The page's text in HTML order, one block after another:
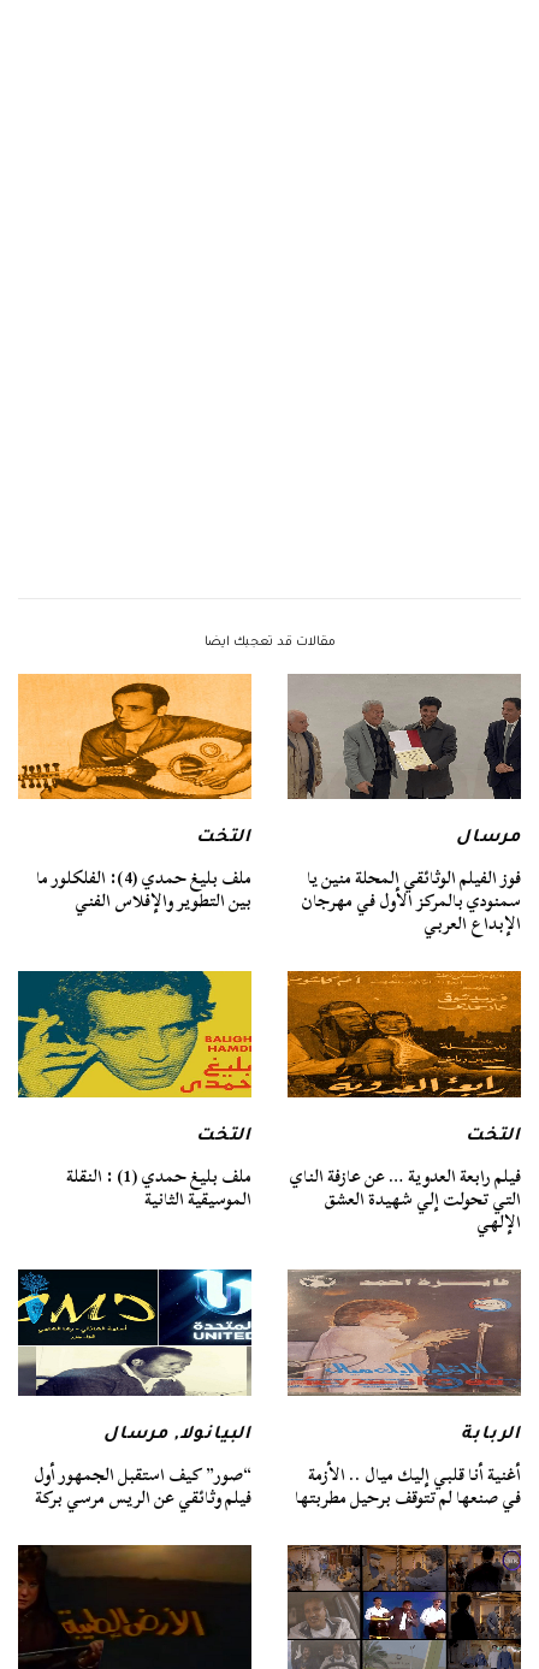
مقالات قد تعجبك ايضا
مرسال
فوز الفيلم الوثائقي المحلة منين يا
سمنودي بالمركز الأول في مهرجان
الإبداع العربي
التخت
ملف بليغ حمدي (4): الفلكلور ما
بين التطوير والإفلاس الفني
التخت
فيلم رابعة العدوية … عن عازفة الناي
التي تحولت إلي شهيدة العشق
الإلهي
التخت
ملف بليغ حمدي (1) : النقلة
الموسيقية الثانية
الربابة
أغنية أنا قلبي إليك ميال .. الأزمة
في صنعها لم تتوقف برحيل مطربتها
البيانولا,مرسال
“صور” كيف استقبل الجمهور أول
فيلم وثائقي عن الريس مرسي بركة